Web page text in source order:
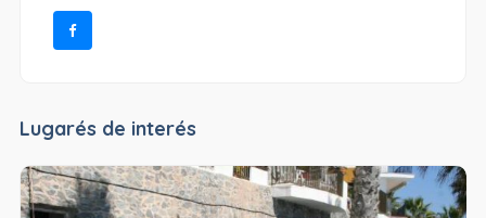
Lugarés de interés